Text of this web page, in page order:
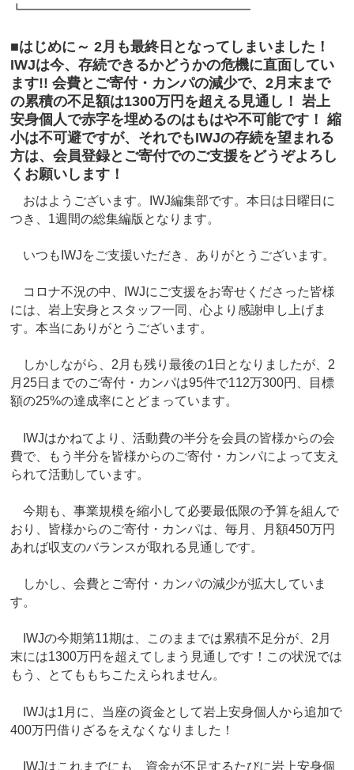
┗━━━━━━━━━━━━━━━━━━
■はじめに～ 2月も最終日となってしまいました！
IWJは今、存続できるかどうかの危機に直面してい
ます!! 会費とご寄付・カンパの減少で、2月末まで
の累積の不足額は1300万円を超える見通し！ 岩上
安身個人で赤字を埋めるのはもはや不可能です！ 縮
小は不可避ですが、それでもIWJの存続を望まれる
方は、会員登録とご寄付でのご支援をどうぞよろし
くお願いします！
おはようございます。IWJ編集部です。本日は日曜日に
つき、1週間の総集編版となります。
いつもIWJをご支援いただき、ありがとうございます。
コロナ不況の中、IWJにご支援をお寄せくださった皆様
には、岩上安身とスタッフ一同、心より感謝申し上げま
す。本当にありがとうございます。
しかしながら、2月も残り最後の1日となりましたが、2
月25日までのご寄付・カンパは95件で112万300円、目標
額の25%の達成率にとどまっています。
IWJはかねてより、活動費の半分を会員の皆様からの会
費で、もう半分を皆様からのご寄付・カンパによって支え
られて活動しています。
今期も、事業規模を縮小して必要最低限の予算を組んで
おり、皆様からのご寄付・カンパは、毎月、月額450万円
あれば収支のバランスが取れる見通しです。
しかし、会費とご寄付・カンパの減少が拡大していま
す。
IWJの今期第11期は、このままでは累積不足分が、2月
末には1300万円を超えてしまう見通しです！この状況では
もう、とてももちこたえられません。
IWJは1月に、当座の資金として岩上安身個人から追加で
400万円借りざるをえなくなりました！
IWJはこれまでにも、資金が不足するたびに岩上安身個